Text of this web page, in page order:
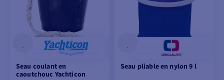
Seau coulant en
caoutchouc Yachticon
Seau pliable en nylon 9 l